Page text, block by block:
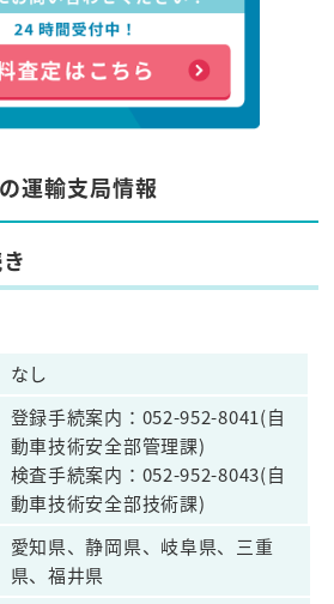
運輸支局情報
なし
登録手続案内：052-952-8041(自
動車技術安全部管理課)
検査手続案内：052-952-8043(自
動車技術安全部技術課)
愛知県、静岡県、岐阜県、三重
県、福井県